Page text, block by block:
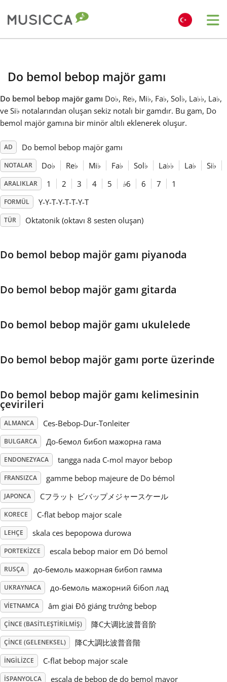
Deutsch
English
Polski
Português
Русский
Türkçe
Українська
简体中文
繁體中文
Do bemol bebop majör gamı
Do bemol bebop majör gamı Do♭, Re♭, Mi♭, Fa♭, Sol♭, La♭♭, La♭,
ve Si♭ notalarından oluşan sekiz notalı bir gamdır. Bu gam, Do
bemol majör gamına bir minör altılı eklenerek oluşur.
AD Do bemol bebop majör gamı
NOTALAR Do♭ Re♭ Mi♭ Fa♭ Sol♭ La♭♭ La♭ Si♭
ARALIKLAR 1 2 3 4 5 ♭6 6 7 1
FORMÜL Y-Y-T-Y-T-T-Y-T
TÜR Oktatonik (oktavı 8 sesten oluşan)
Do bemol bebop majör gamı piyanoda
Do bemol bebop majör gamı gitarda
Do bemol bebop majör gamı ukulelede
Do bemol bebop majör gamı porte üzerinde
Do bemol bebop majör gamı kelimesinin
çevirileri
ALMANCA Ces-Bebop-Dur-Tonleiter
BULGARCA До-бемол бибоп мажорна гама
ENDONEZYACA tangga nada C-mol mayor bebop
FRANSIZCA gamme bebop majeure de Do bémol
JAPONCA Cフラット ビバップメジャースケール
KORECE C-flat bebop major scale
LEHÇE skala ces bepopowa durowa
PORTEKIZCE escala bebop maior em Dó bemol
RUSÇA до-бемоль мажорная бибоп гамма
UKRAYNACA до-бемоль мажорний бібоп лад
VIETNAMCA âm giai Đô giáng trưởng bebop
ÇINCE (BASITLEŞTIRILMIŞ) 降C大调比波普音阶
ÇINCE (GELENEKSEL) 降C大調比波普音階
İNGILIZCE C-flat bebop major scale
İSPANYOLCA escala de bebop de do bemol mayor